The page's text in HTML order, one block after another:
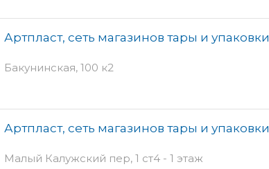
Артпласт, сеть магазинов тары и упаковки
Бакунинская, 100 к2
Артпласт, сеть магазинов тары и упаковки
Малый Калужский пер, 1 ст4 - 1 этаж